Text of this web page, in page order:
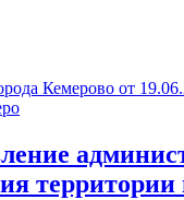
Кемерово от